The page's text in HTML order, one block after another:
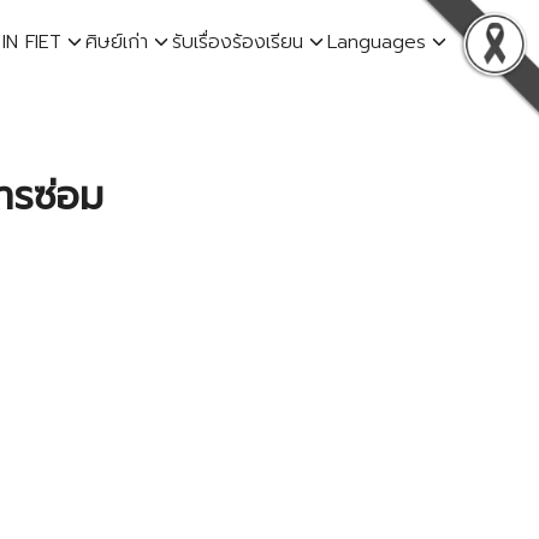
FIET ศิษย์เก่า รับเรื่องร้องเรียน
Languages
รซ่อม